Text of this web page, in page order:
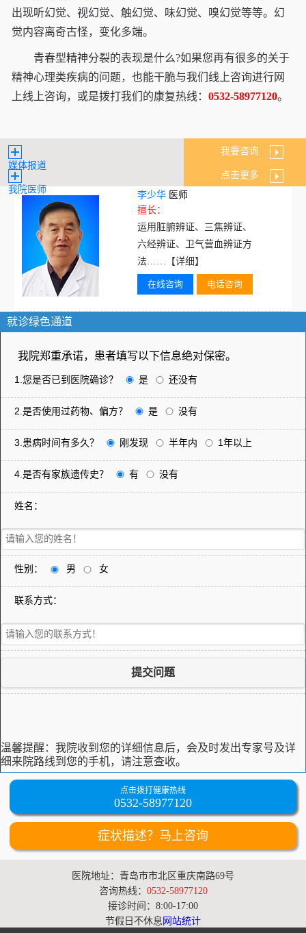
出现听幻觉、视幻觉、触幻觉、味幻觉、嗅幻觉等等。幻
觉内容离奇古怪，变化多端。
青春型精神分裂的表现是什么?如果您再有很多的关于
精神心理类疾病的问题，也能干脆与我们线上咨询进行网
上线上咨询，或是拨打我们的康复热线： 0532-58977120。
媒体报道
我要咨询
我院医师
点击更多
李少华 医师
擅长：
运用脏腑辨证、三焦辨证、
六经辨证、卫气营血辨证方
法……
【详细】
在线咨询 电话咨询
就诊绿色通道
我院郑重承诺，患者填写以下信息绝对保密。
1.您是否已到医院确诊？ 是 还没有
2.是否使用过药物、偏方？ 是 没有
3.患病时间有多久？ 刚发现 半年内 1年以上
4.是否有家族遗传史？ 有 没有
姓名：
性别： 男 女
联系方式：
提交问题
温馨提醒： 我院收到您的详细信息后，会及时发出专家号及详
细来院路线到您的手机，请注意查收。
点击拨打健康热线
0532-58977120
症状描述？马上咨询
医院地址：青岛市市北区重庆南路69号
咨询热线： 0532-58977120
接诊时间：8:00-17:00
节假日不休息 网站统计